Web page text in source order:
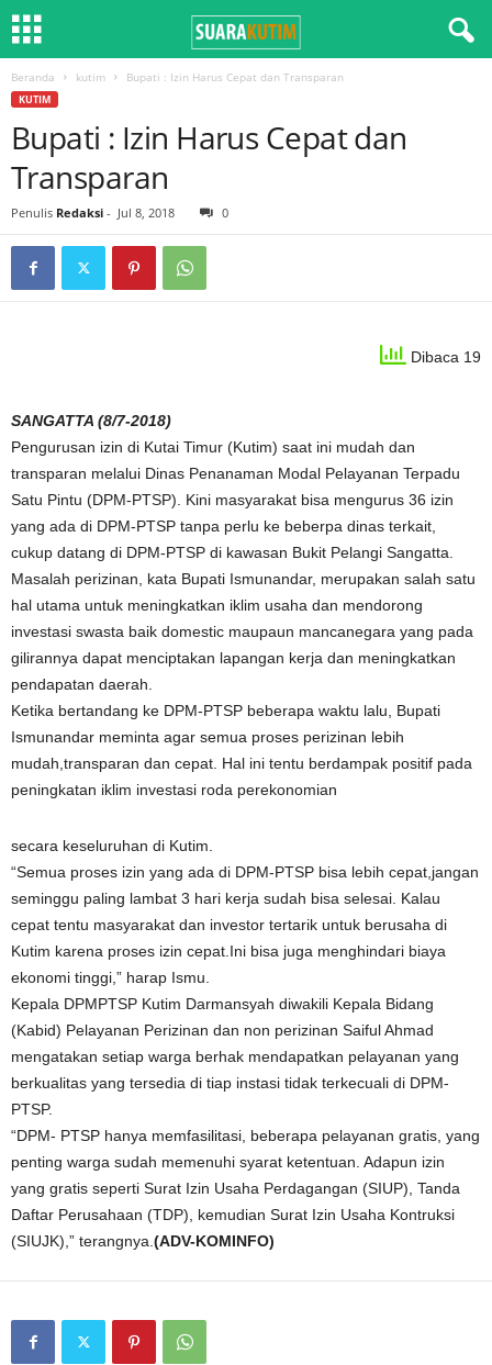
Beranda kutim Bupati : Izin Harus Cepat dan Transparan
KUTIM
Bupati : Izin Harus Cepat dan
Transparan
Penulis Redaksi - Jul 8, 2018 0
Dibaca 19
SANGATTA (8/7-2018)
Pengurusan izin di Kutai Timur (Kutim) saat ini mudah dan
transparan melalui Dinas Penanaman Modal Pelayanan Terpadu
Satu Pintu (DPM-PTSP). Kini masyarakat bisa mengurus 36 izin
yang ada di DPM-PTSP tanpa perlu ke beberpa dinas terkait,
cukup datang di DPM-PTSP di kawasan Bukit Pelangi Sangatta.
Masalah perizinan, kata Bupati Ismunandar, merupakan salah satu
hal utama untuk meningkatkan iklim usaha dan mendorong
investasi swasta baik domestic maupaun mancanegara yang pada
gilirannya dapat menciptakan lapangan kerja dan meningkatkan
pendapatan daerah.
Ketika bertandang ke DPM-PTSP beberapa waktu lalu, Bupati
Ismunandar meminta agar semua proses perizinan lebih
mudah,transparan dan cepat. Hal ini tentu berdampak positif pada
peningkatan iklim investasi roda perekonomian
secara keseluruhan di Kutim.
“Semua proses izin yang ada di DPM-PTSP bisa lebih cepat,jangan
seminggu paling lambat 3 hari kerja sudah bisa selesai. Kalau
cepat tentu masyarakat dan investor tertarik untuk berusaha di
Kutim karena proses izin cepat.Ini bisa juga menghindari biaya
ekonomi tinggi,” harap Ismu.
Kepala DPMPTSP Kutim Darmansyah diwakili Kepala Bidang
(Kabid) Pelayanan Perizinan dan non perizinan Saiful Ahmad
mengatakan setiap warga berhak mendapatkan pelayanan yang
berkualitas yang tersedia di tiap instasi tidak terkecuali di DPM-
PTSP.
“DPM- PTSP hanya memfasilitasi, beberapa pelayanan gratis, yang
penting warga sudah memenuhi syarat ketentuan. Adapun izin
yang gratis seperti Surat Izin Usaha Perdagangan (SIUP), Tanda
Daftar Perusahaan (TDP), kemudian Surat Izin Usaha Kontruksi
(SIUJK),” terangnya. (ADV-KOMINFO)